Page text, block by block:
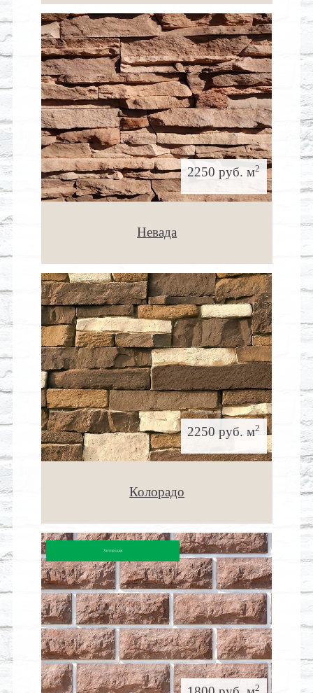
2250 руб. м2
Невада
2250 руб. м2
Колорадо
2
Хит продаж